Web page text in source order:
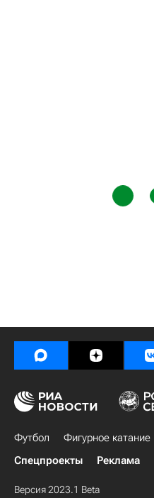
Футбол Фигурное катание
Спецпроекты
Реклама
Версия 2023.1 Beta